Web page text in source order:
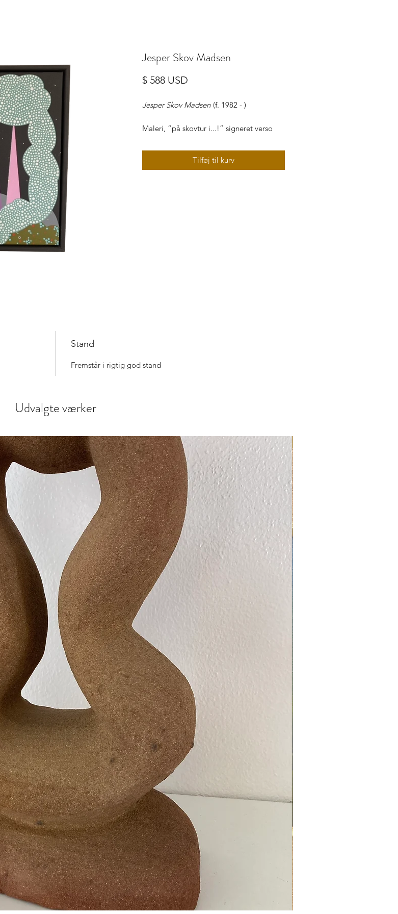
Jesper Skov Madsen
$ 588 USD
Jesper Skov Madsen (f. 1982 - )
Maleri, “på skovtur i...!” signeret verso
Tilføj til kurv
Stand
Fremstår i rigtig god stand
Udvalgte værker